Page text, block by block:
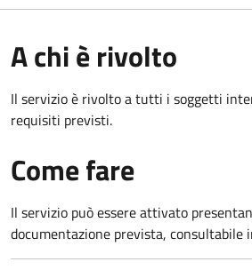
A chi è rivolto
Il servizio è rivolto a tutti i soggetti
requisiti previsti.
Come fare
Il servizio può essere attivato
documentazione prevista, consultabile